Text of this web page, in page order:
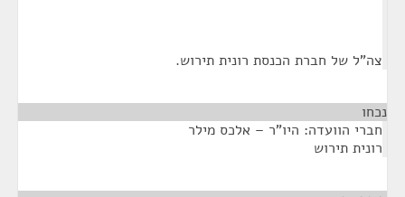
צה"ל של חברת הכנסת רונית תירוש.
נכחו
חברי הוועדה: היו"ר – אלכס מילר
רונית תירוש